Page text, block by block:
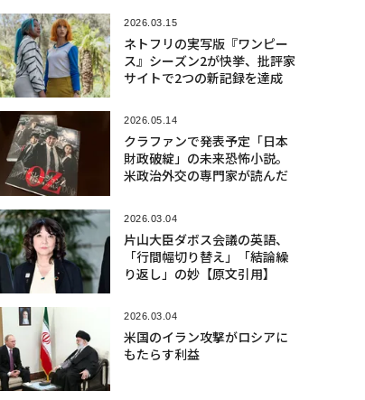
2026.03.15
ネトフリの実写版『ワンピー
ス』シーズン2が快挙、批評家
サイトで2つの新記録を達成
2026.05.14
クラファンで発表予定「日本
財政破綻」の未来恐怖小説。
米政治外交の専門家が読んだ
2026.03.04
片山大臣ダボス会議の英語、
「行間幅切り替え」「結論繰
り返し」の妙【原文引用】
2026.03.04
米国のイラン攻撃がロシアに
もたらす利益